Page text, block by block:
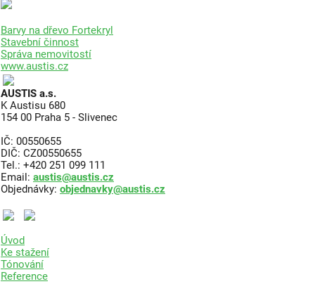
Barvy na dřevo Fortekryl
Stavební činnost
Správa nemovitostí
www.austis.cz
AUSTIS a.s.
K Austisu 680
154 00 Praha 5 - Slivenec
IČ: 00550655
DIČ: CZ00550655
Tel.: +420 251 099 111
Email: austis@austis.cz
Objednávky: objednavky@austis.cz
Úvod
Ke stažení
Tónování
Reference